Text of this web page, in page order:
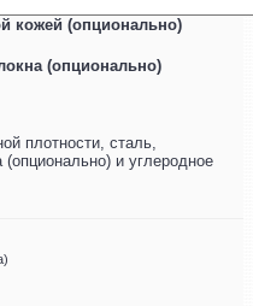
кожей (опционально)
(опционально)
плотности, сталь,
и углеродное